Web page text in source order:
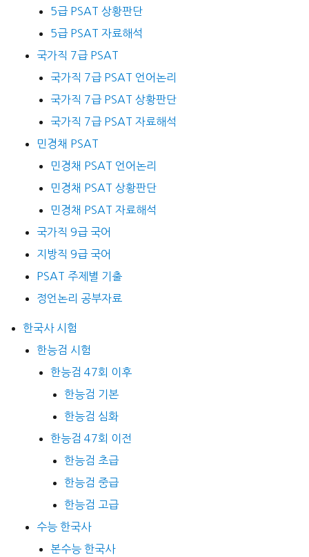
5급 PSAT 상황판단
5급 PSAT 자료해석
국가직 7급 PSAT
국가직 7급 PSAT 언어논리
국가직 7급 PSAT 상황판단
국가직 7급 PSAT 자료해석
민경채 PSAT
민경채 PSAT 언어논리
민경채 PSAT 상황판단
민경채 PSAT 자료해석
국가직 9급 국어
지방직 9급 국어
PSAT 주제별 기출
정언논리 공부자료
한국사 시험
한능검 시험
한능검 47회 이후
한능검 기본
한능검 심화
한능검 47회 이전
한능검 초급
한능검 중급
한능검 고급
수능 한국사
본수능 한국사